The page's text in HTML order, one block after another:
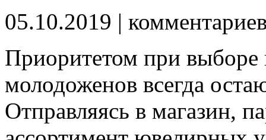
05.10.2019 |
Приоритетом при
молодоженов всегда
Отправляясь в магазин,